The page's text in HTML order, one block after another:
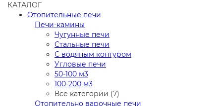
КАТАЛОГ
Отопительные печи
Печи-камины
Чугунные печи
Стальные печи
С водяным контуром
Угловые печи
50-100 м3
100-200 м3
Все категории (7)
Отопительно варочные печи